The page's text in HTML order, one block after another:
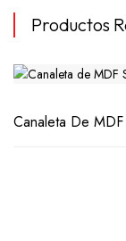
Productos
Canaleta De